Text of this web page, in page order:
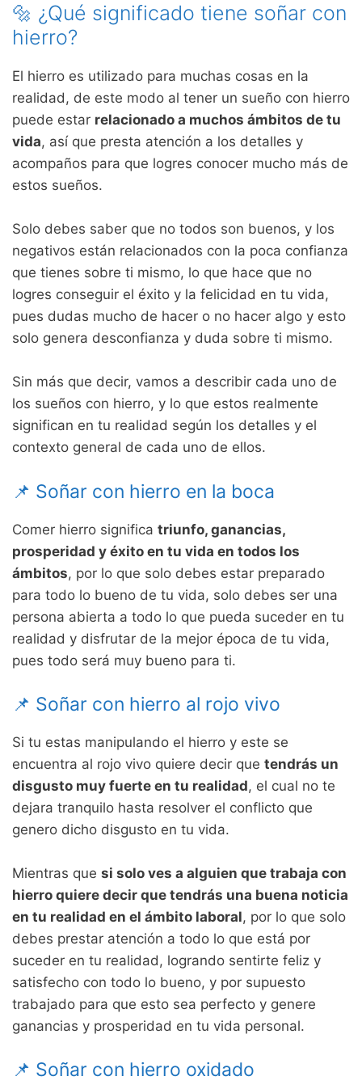
🔩 ¿Qué significado tiene soñar con
hierro?
El hierro es utilizado para muchas cosas en la
realidad, de este modo al tener un sueño con hierro
puede estar relacionado a muchos ámbitos de tu
vida, así que presta atención a los detalles y
acompaños para que logres conocer mucho más de
estos sueños.
Solo debes saber que no todos son buenos, y los
negativos están relacionados con la poca confianza
que tienes sobre ti mismo, lo que hace que no
logres conseguir el éxito y la felicidad en tu vida,
pues dudas mucho de hacer o no hacer algo y esto
solo genera desconfianza y duda sobre ti mismo.
Sin más que decir, vamos a describir cada uno de
los sueños con hierro, y lo que estos realmente
significan en tu realidad según los detalles y el
contexto general de cada uno de ellos.
📌 Soñar con hierro en la boca
Comer hierro significa triunfo, ganancias,
prosperidad y éxito en tu vida en todos los
ámbitos, por lo que solo debes estar preparado
para todo lo bueno de tu vida, solo debes ser una
persona abierta a todo lo que pueda suceder en tu
realidad y disfrutar de la mejor época de tu vida,
pues todo será muy bueno para ti.
📌 Soñar con hierro al rojo vivo
Si tu estas manipulando el hierro y este se
encuentra al rojo vivo quiere decir que tendrás un
disgusto muy fuerte en tu realidad, el cual no te
dejara tranquilo hasta resolver el conflicto que
genero dicho disgusto en tu vida.
Mientras que si solo ves a alguien que trabaja con
hierro quiere decir que tendrás una buena noticia
en tu realidad en el ámbito laboral, por lo que solo
debes prestar atención a todo lo que está por
suceder en tu realidad, logrando sentirte feliz y
satisfecho con todo lo bueno, y por supuesto
trabajado para que esto sea perfecto y genere
ganancias y prosperidad en tu vida personal.
📌 Soñar con hierro oxidado